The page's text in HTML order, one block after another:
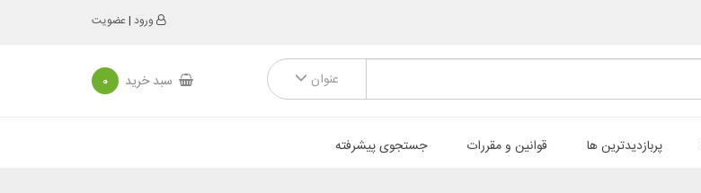
ورود |عضویت
عنوان سبد خرید 0
پربازدیدترین ها قوانین و مقررات جستجوی پیشرفته